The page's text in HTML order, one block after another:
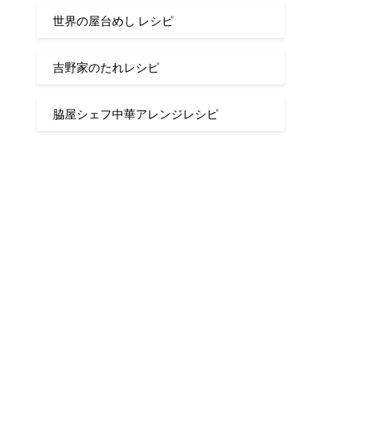
世界の屋台めし レシピ
吉野家のたれレシピ
脇屋シェフ中華アレンジレシピ